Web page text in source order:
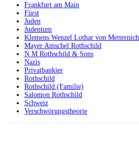
Frankfurt am Main
Fürst
Juden
Judentum
Klemens Wenzel Lothar von Metternich
Mayer Amschel Rothschild
N M Rothschild & Sons
Nazis
Privatbankier
Rothschild
Rothschild (Familie)
Salomon Rothschild
Schweiz
Verschwörungstheorie